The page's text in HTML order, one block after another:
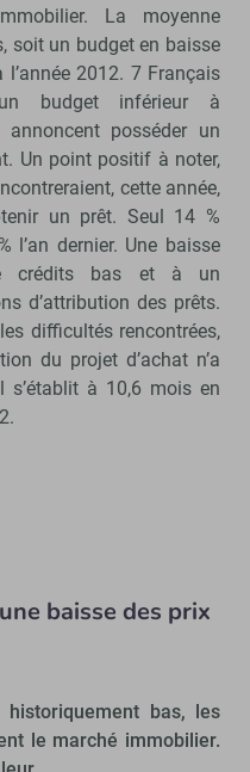
La moyenne
soit un budget en baisse
2012. 7 Français
budget inférieur à
posséder un
Un point positif à noter,
cette année,
un prêt. Seul 14 %
l’an dernier. Une baisse
crédits bas et à un
d’attribution des prêts.
difficultés rencontrées,
du projet d’achat n’a
s’établit à 10,6 mois en
baisse des prix
bas, les
le marché immobilier.